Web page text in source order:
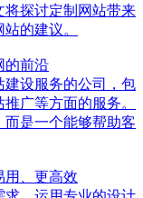
将探讨定制网站带来
的建议。
的前沿
建设服务的公司，包
广等方面的服务。
而是一个能够帮助客
用、更高效